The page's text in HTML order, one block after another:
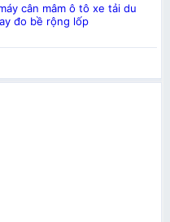
cân mâm ô tô xe tải du
đo bề rộng lốp